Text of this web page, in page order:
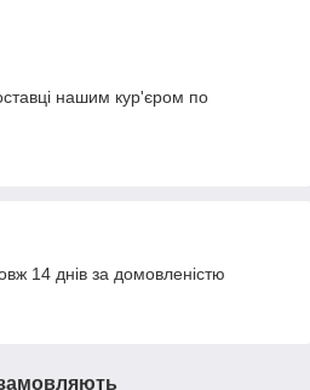
нашим кур'єром по
14 днів за домовленістю